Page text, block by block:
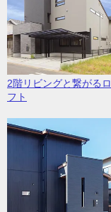
2階リビングと繋がるロ
フト